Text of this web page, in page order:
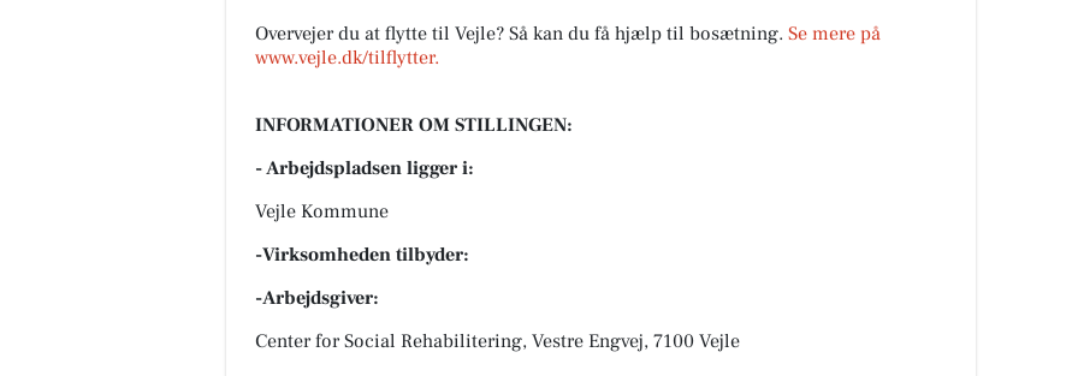
Overvejer du at flytte til Vejle? Så kan du få hjælp til bosætning. Se mere på
www.vejle.dk/tilflytter.
INFORMATIONER OM STILLINGEN:
- Arbejdspladsen ligger i:
Vejle Kommune
-Virksomheden tilbyder:
-Arbejdsgiver:
Center for Social Rehabilitering, Vestre Engvej, 7100 Vejle